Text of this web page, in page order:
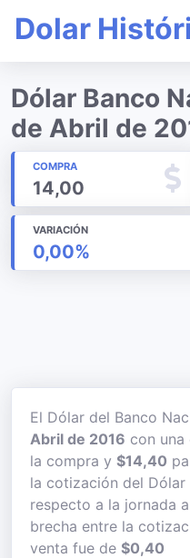
Dolar
Dólar Banco
de Abril de
COMPRA
14,00
VARIACIÓN
0,00%
El Dólar del Banco
Abril de 2016 con
la compra y $14,40
la cotización del
respecto a la jornada
brecha entre la
venta fue de $0,40